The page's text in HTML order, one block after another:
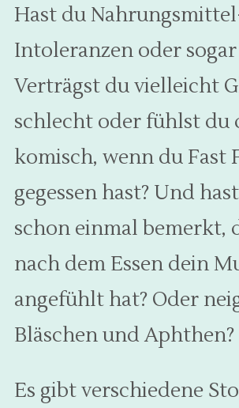
Hast du
Intoleranzen oder
Verträgst du vielleicht
schlecht oder fühlst du
komisch, wenn du Fast
gegessen hast? Und
schon einmal bemerkt,
nach dem Essen dein
angefühlt hat? Oder
Bläschen und Aphthen?
Es gibt verschiedene